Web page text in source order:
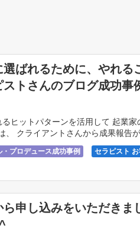
選ばれるために、やれる
ストさんのブログ成功事
るヒットパターンを活用して 起業
、 クライアントさんから成果報
プロデュース成功事例 セラピスト
ら申し込みをいただきま